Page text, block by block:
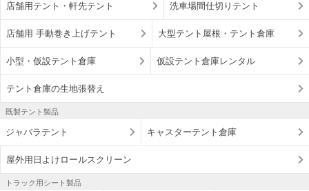
店舗用テント・軒先テント 洗車場間仕切りテント
店舗用 手動巻き上げテント 大型テント屋根・テント倉庫
小型・仮設テント倉庫 仮設テント倉庫レンタル
テント倉庫の生地張替え
既製テント製品
ジャバラテント キャスターテント倉庫
屋外用日よけロールスクリーン
トラック用シート製品